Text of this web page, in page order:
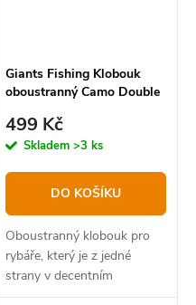
Giants Fishing Klobouk
oboustranný Camo Double
499 Kč
Skladem >3 ks
DO KOŠÍKU
Oboustranný klobouk pro
rybáře, který je z jedné
strany v decentním
maskáčovém provedení a z